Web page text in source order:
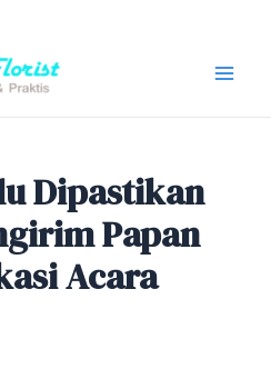
Dipastikan
Papan
Acara